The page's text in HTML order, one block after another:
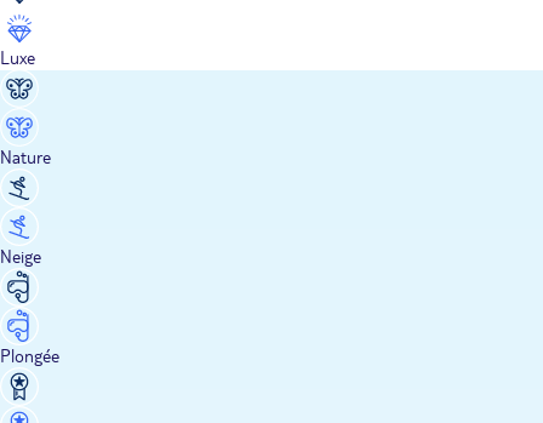
Luxe
Nature
Neige
Plongée